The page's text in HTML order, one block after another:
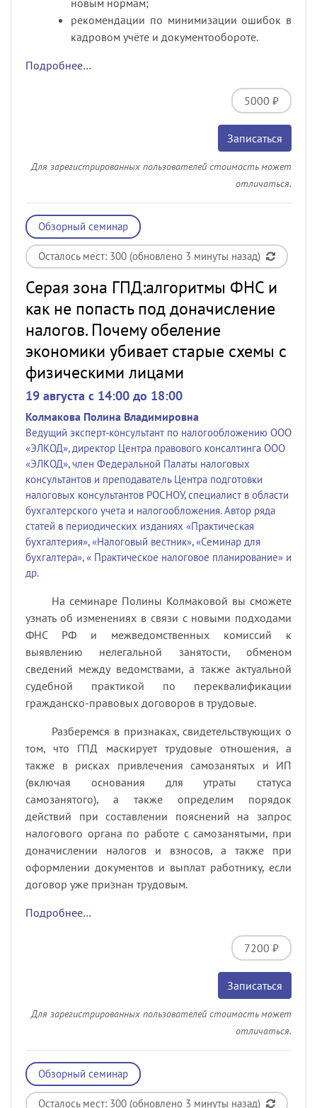
новым нормам;
рекомендации по минимизации ошибок в
кадровом учёте и документообороте.
Подробнее…
5000 ₽
Записаться
Для зарегистрированных пользователей стоимость может
отличаться.
Обзорный семинар
Осталось мест: 300 (обновлено 3 минуты назад)
Серая зона ГПД:алгоритмы ФНС и
как не попасть под доначисление
налогов. Почему обеление
экономики убивает старые схемы с
физическими лицами
19 августа c 14:00 до 18:00
Колмакова Полина Владимировна
Ведущий эксперт-консультант по налогообложению ООО
«ЭЛКОД», директор Центра правового консалтинга ООО
«ЭЛКОД», член Федеральной Палаты налоговых
консультантов и преподаватель Центра подготовки
налоговых консультантов РОСНОУ, специалист в области
бухгалтерского учета и налогообложения. Автор ряда
статей в периодических изданиях «Практическая
бухгалтерия», «Налоговый вестник», «Семинар для
бухгалтера», « Практическое налоговое планирование» и
др.
На семинаре Полины Колмаковой вы сможете
узнать об изменениях в связи с новыми подходами
ФНС РФ и межведомственных комиссий к
выявлению нелегальной занятости, обменом
сведений между ведомствами, а также актуальной
судебной практикой по переквалификации
гражданско-правовых договоров в трудовые.
Разберемся в признаках, свидетельствующих о
том, что ГПД маскирует трудовые отношения, а
также в рисках привлечения самозанятых и ИП
(включая основания для утраты статуса
самозанятого), а также определим порядок
действий при составлении пояснений на запрос
налогового органа по работе с самозанятыми, при
доначислении налогов и взносов, а также при
оформлении документов и выплат работнику, если
договор уже признан трудовым.
Подробнее…
7200 ₽
Записаться
Для зарегистрированных пользователей стоимость может
отличаться.
Обзорный семинар
Осталось мест: 300 (обновлено 3 минуты назад)